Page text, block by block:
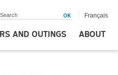
AND OUTINGS ABOUT
Français